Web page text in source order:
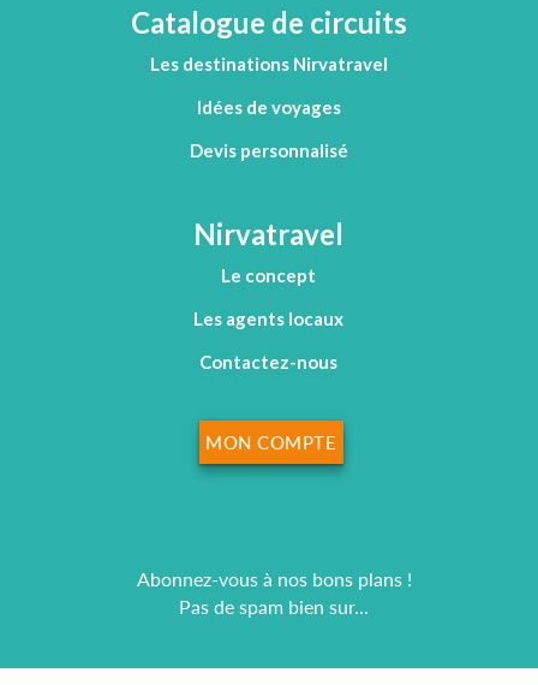
Abonnez-vous à nos bons plans !
Pas de spam bien sur...
Catalogue de circuits
Les destinations Nirvatravel
Idées de voyages
Devis personnalisé
MON COMPTE
Nirvatravel
Le concept
Les agents locaux
Contactez-nous